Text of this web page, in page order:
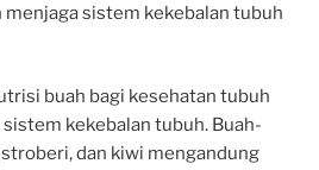
menjaga sistem kekebalan tubuh
buah bagi kesehatan tubuh
kekebalan tubuh. Buah-
dan kiwi mengandung